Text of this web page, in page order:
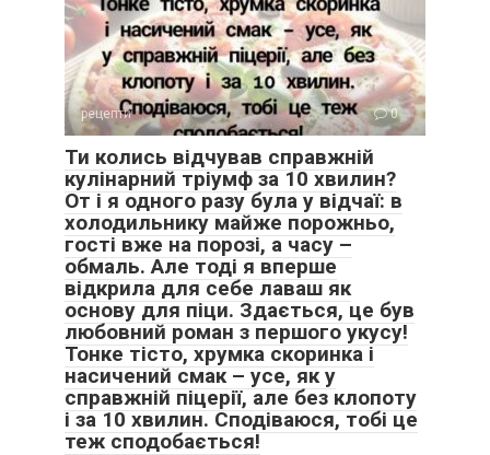
рецепти 0
Ти колись відчував справжній
кулінарний тріумф за 10 хвилин?
От і я одного разу була у відчаї: в
холодильнику майже порожньо,
гості вже на порозі, а часу –
обмаль. Але тоді я вперше
відкрила для себе лаваш як
основу для піци. Здається, це був
любовний роман з першого укусу!
Тонке тісто, хрумка скоринка і
насичений смак – усе, як у
справжній піцерії, але без клопоту
і за 10 хвилин. Сподіваюся, тобі це
теж сподобається!